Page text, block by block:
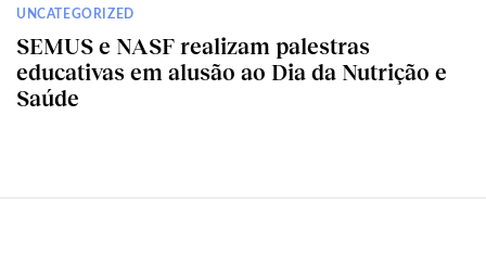
UNCATEGORIZED
SEMUS e NASF realizam palestras
educativas em alusão ao Dia da Nutrição e
Saúde